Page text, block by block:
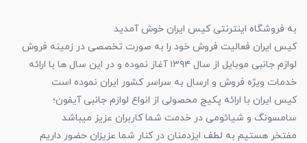
به فروشگاه اینترنتی کیس ایران خوش آمدید
کیس ایران فعالیت فروش خود را به صورت تخصصی در زمینه فروش
لوازم جانبی موبایل از سال ۱۳۹۴ آغاز نموده و در این سال ها با ارائه
خدمات ویژه فروش و ارسال به سراسر کشور ایران نموده است
کیس ایران با ارائه پکیج محصولی از انواع لوازم جانبی آیفون؛
سامسونگ و شیائومی در خدمت شما کاربران عزیز میباشد
مفتخر هستیم به لطف ایزدمنان در کنار شما عزیزان حضور داریم